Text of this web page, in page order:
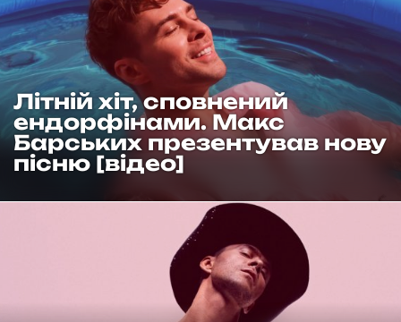
Літній хіт, сповнений
ендорфінами. Макс
Барських презентував нову
пісню [відео]